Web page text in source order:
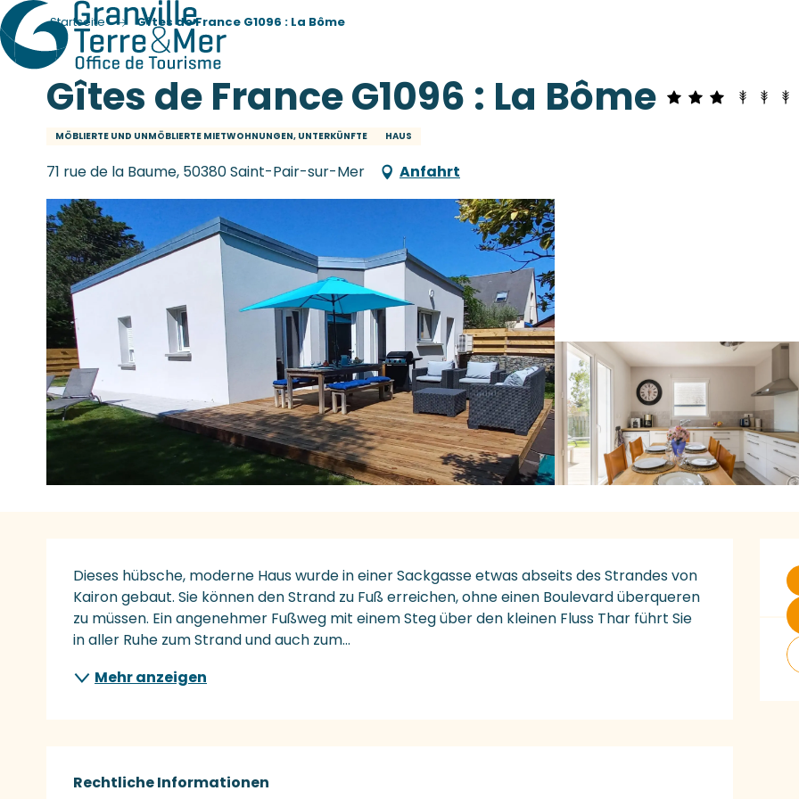
Startseite Gîtes de France G1096 : La Bôme
Gîtes de France G1096 : La Bôme
MÖBLIERTE UND UNMÖBLIERTE MIETWOHNUNGEN, UNTERKÜNFTE HAUS
71 rue de la Baume, 50380 Saint-Pair-sur-Mer Anfahrt
Beschreibung
Dieses hübsche, moderne Haus wurde in einer Sackgasse etwas abseits des Strandes von
Kairon gebaut. Sie können den Strand zu Fuß erreichen, ohne einen Boulevard überqueren
zu müssen. Ein angenehmer Fußweg mit einem Steg über den kleinen Fluss Thar führt Sie
in aller Ruhe zum Strand und auch zum...
Mehr anzeigen
Rechtliche Informationen
Rechtliche Informationen